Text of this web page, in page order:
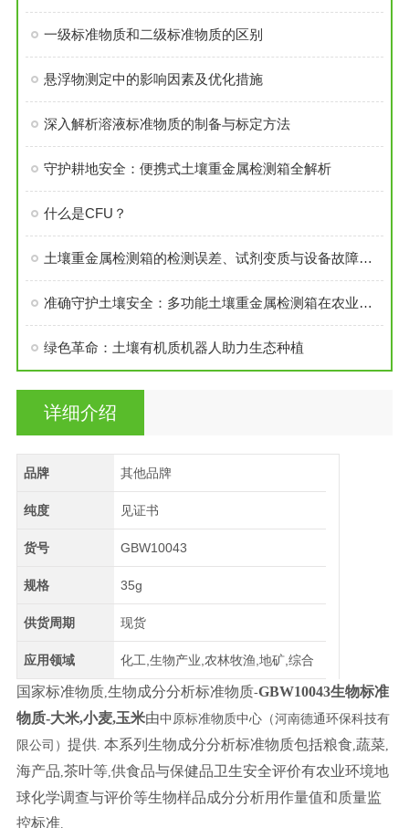
一级标准物质和二级标准物质的区别
悬浮物测定中的影响因素及优化措施
深入解析溶液标准物质的制备与标定方法
守护耕地安全：便携式土壤重金属检测箱全解析
什么是CFU？
土壤重金属检测箱的检测误差、试剂变质与设备故障解决方案
准确守护土壤安全：多功能土壤重金属检测箱在农业环境监测中的实践
绿色革命：土壤有机质机器人助力生态种植
详细介绍
品牌 其他品牌
纯度 见证书
货号 GBW10043
规格 35g
供货周期 现货
应用领域 化工,生物产业,农林牧渔,地矿,综合
国家标准物质, 生物成分分析标准物质-GBW10043生物标准
物质-大米,小麦,玉米由中原标准物质中心（河南德通环保科技有
限公司） 提供. 本系列生物成分分析标准物质包括粮食 蔬菜,
海产品 茶叶等, 供食品与保健品卫生安全评价有农业环境地
球化学调查与评价等生物样品成分分析用作量值和质量监
控标准.